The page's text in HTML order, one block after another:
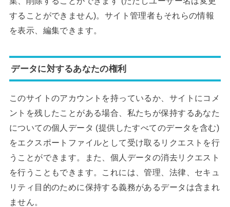
することができません)。サイト管理者もそれらの情報
を表示、編集できます。
データに対するあなたの権利
このサイトのアカウントを持っているか、サイトにコメ
ントを残したことがある場合、私たちが保持するあなた
についての個人データ (提供したすべてのデータを含む)
をエクスポートファイルとして受け取るリクエストを行
うことができます。また、個人データの消去リクエスト
を行うこともできます。これには、管理、法律、セキュ
リティ目的のために保持する義務があるデータは含まれ
ません。